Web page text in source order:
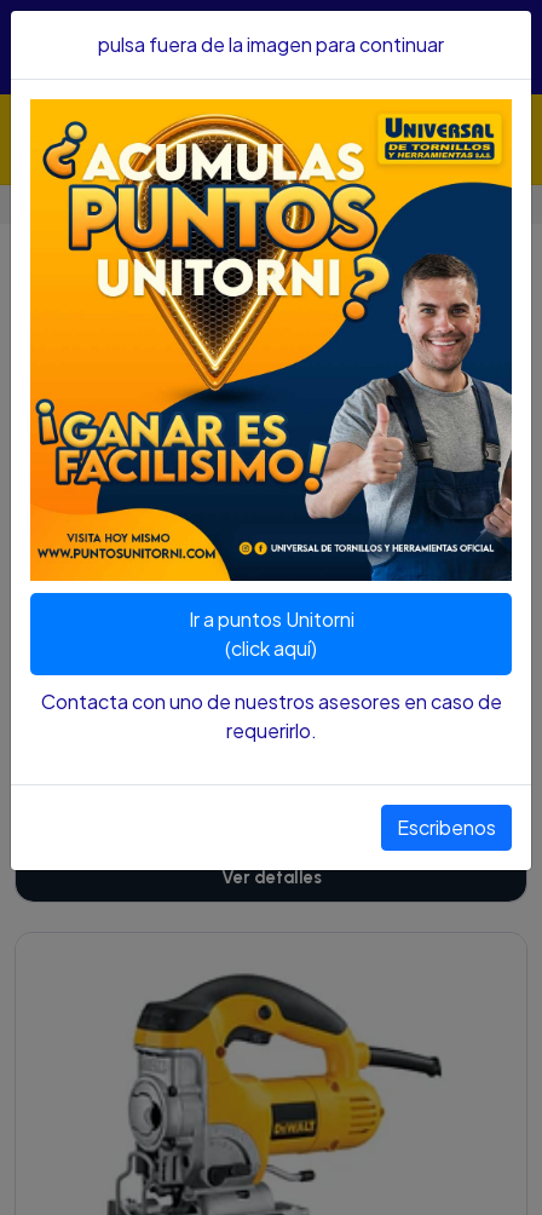
confianza&nbsp;Recibe un KIT PARRILLERO por compras
Herramientas Herramienta Eléctrica
Sierras
Filtros
Cotízalo
5000ROM 3610 F012.361.0AA-000
Ver detalles
pulsa fuera de la imagen para continuar
Ir a puntos Unitorni
(click aquí)
Contacta con uno de nuestros asesores en caso de
requerirlo.
Escribenos